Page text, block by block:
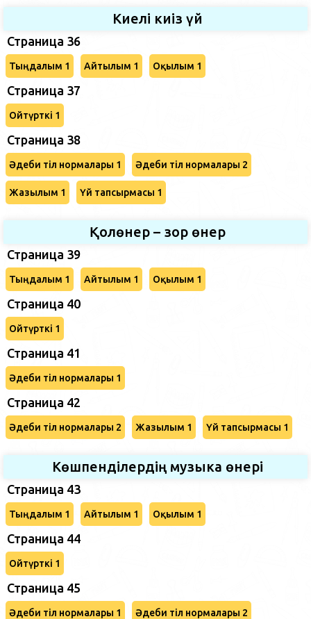
Киелі киіз үй
Страница 36
Тыңдалым 1 Айтылым 1 Оқылым 1
Страница 37
Ойтүрткі 1
Страница 38
Әдеби тіл нормалары 1 Әдеби тіл нормалары 2
Жазылым 1 Үй тапсырмасы 1
Қолөнер – зор өнер
Страница 39
Тыңдалым 1 Айтылым 1 Оқылым 1
Страница 40
Ойтүрткі 1
Страница 41
Әдеби тіл нормалары 1
Страница 42
Әдеби тіл нормалары 2 Жазылым 1 Үй тапсырмасы 1
Көшпенділердің музыка өнері
Страница 43
Тыңдалым 1 Айтылым 1 Оқылым 1
Страница 44
Ойтүрткі 1
Страница 45
Әдеби тіл нормалары 1 Әдеби тіл нормалары 2